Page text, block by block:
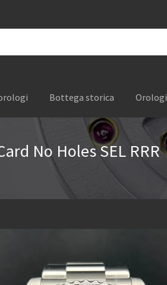
Bottega storica Orologi
No Holes SEL RRR